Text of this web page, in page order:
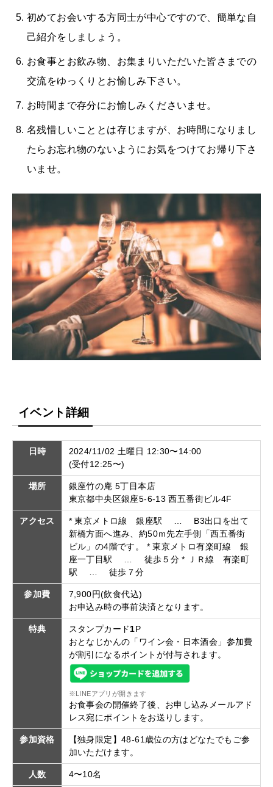
初めてお会いする方同士が中心ですので、簡単な自
己紹介をしましょう。
お食事とお飲み物、お集まりいただいた皆さまでの
交流をゆっくりとお愉しみ下さい。
お時間まで存分にお愉しみくださいませ。
名残惜しいこととは存じますが、お時間になりまし
たらお忘れ物のないようにお気をつけてお帰り下さ
いませ。
イベント詳細
日時
2024/11/02 土曜日 12:30〜14:00
(受付12:25〜)
場所
銀座竹の庵 5丁目本店
東京都中央区銀座5-6-13 西五番街ビル4F
アクセス
* 東京メトロ線 銀座駅 … B3出口を出て
新橋方面へ進み、約50ｍ先左手側「西五番街
ビル」の4階です。 * 東京メトロ有楽町線 銀
座一丁目駅 … 徒歩５分 * ＪＲ線 有楽町
駅 … 徒歩７分
参加費
7,900円(飲食代込)
お申込み時の事前決済となります。
特典 スタンプカード1P
おとなじかんの「ワイン会・日本酒会」参加費
が割引になるポイントが付与されます。
※LINEアプリが開きます
お食事会の開催終了後、お申し込みメールアド
レス宛にポイントをお送りします。
参加資格
【独身限定】48-61歳位の方はどなたでもご参
加いただけます。
人数 4〜10名